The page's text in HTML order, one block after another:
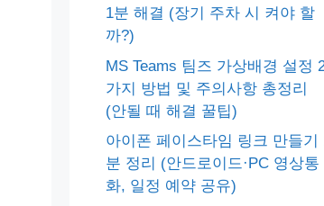
1분 해결 (장기 주차 시 켜야 할
까?)
MS Teams 팀즈 가상배경 설정
가지 방법 및 주의사항 총정리
(안될 때 해결 꿀팁)
아이폰 페이스타임 링크 만들기
분 정리 (안드로이드·PC 영상통
화, 일정 예약 공유)